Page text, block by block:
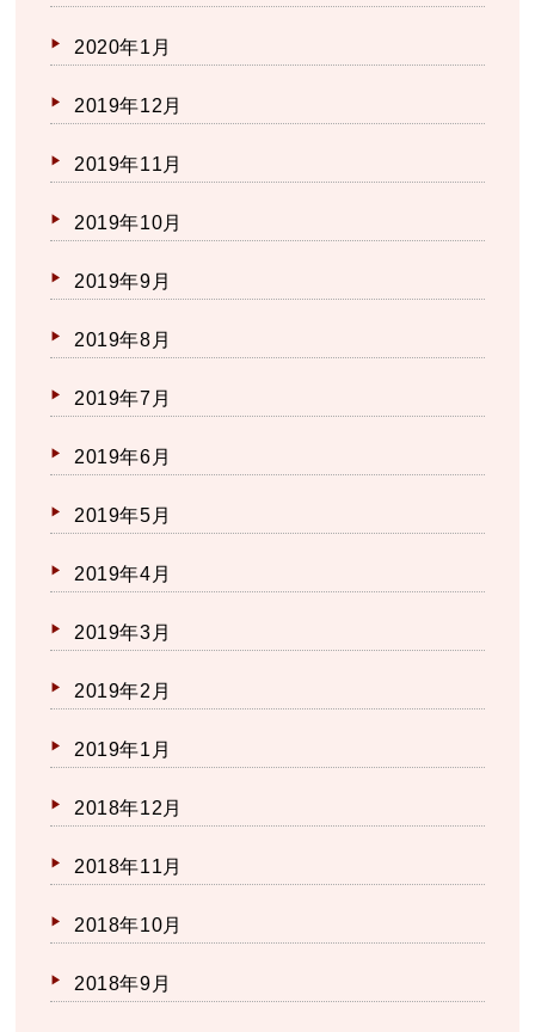
2020年1月
2019年12月
2019年11月
2019年10月
2019年9月
2019年8月
2019年7月
2019年6月
2019年5月
2019年4月
2019年3月
2019年2月
2019年1月
2018年12月
2018年11月
2018年10月
2018年9月